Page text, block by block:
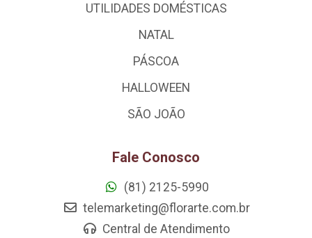
UTILIDADES DOMÉSTICAS
NATAL
PÁSCOA
HALLOWEEN
SÃO JOÃO
Fale Conosco
(81) 2125-5990
telemarketing@florarte.com.br
Central de Atendimento